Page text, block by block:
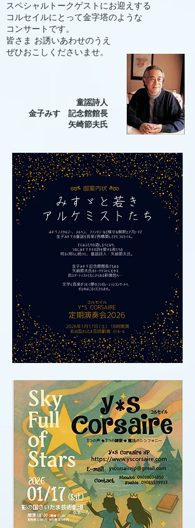
スペシャルトークゲストにお迎えする
コルセイルにとって金字塔のような
コンサートです。
皆さま お誘いあわせのうえ
ぜひおこしくださいませ。
童謡詩人
金子みすゞ記念館館長
​矢崎節夫氏